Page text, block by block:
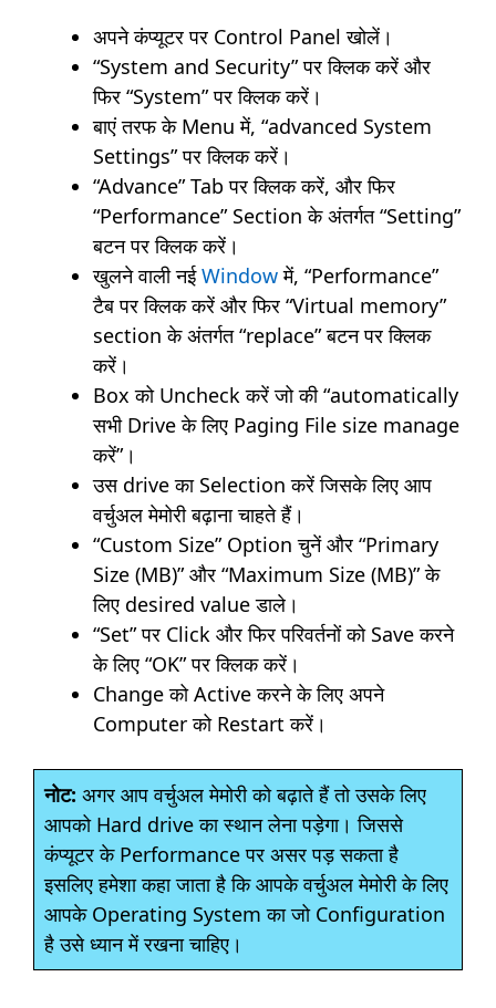
अपने कंप्यूटर पर Control Panel खोलें।
“System and Security” पर क्लिक करें और
फिर “System” पर क्लिक करें।
बाएं तरफ के Menu में, “advanced System
Settings” पर क्लिक करें।
“Advance” Tab पर क्लिक करें, और फिर
“Performance” Section के अंतर्गत “Setting”
बटन पर क्लिक करें।
खुलने वाली नईWindowमें, “Performance”
टैब पर क्लिक करें और फिर “Virtual memory”
section के अंतर्गत “replace” बटन पर क्लिक
करें।
Box को Uncheck करें जो की “automatically
सभी Drive के लिए Paging File size manage
करें”।
उस drive का Selection करें जिसके लिए आप
वर्चुअल मेमोरी बढ़ाना चाहते हैं।
“Custom Size” Option चुनें और “Primary
Size (MB)” और “Maximum Size (MB)” के
लिए desired value डाले।
“Set” पर Click और फिर परिवर्तनों को Save करने
के लिए “OK” पर क्लिक करें।
Change को Active करने के लिए अपने
Computer को Restart करें।
नोट: अगर आप वर्चुअल मेमोरी को बढ़ाते हैं तो उसके लिए
आपको Hard drive का स्थान लेना पड़ेगा। जिससे
कंप्यूटर के Performance पर असर पड़ सकता है
इसलिए हमेशा कहा जाता है कि आपके वर्चुअल मेमोरी के लिए
आपके Operating System का जो Configuration
है उसे ध्यान में रखना चाहिए।